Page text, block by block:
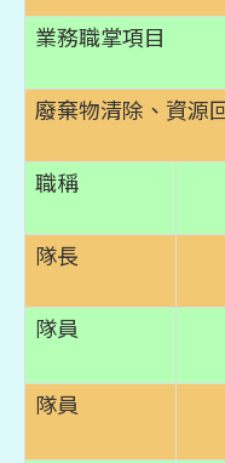
業務職掌項目
廢棄物清除、資源
職稱
隊長
隊員
隊員